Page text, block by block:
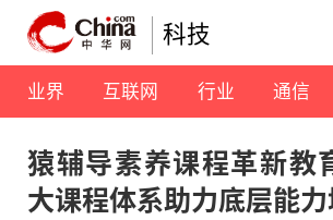
科技
业界 互联网 行业 通信
猿辅导素养课程革新教
大课程体系助力底层能